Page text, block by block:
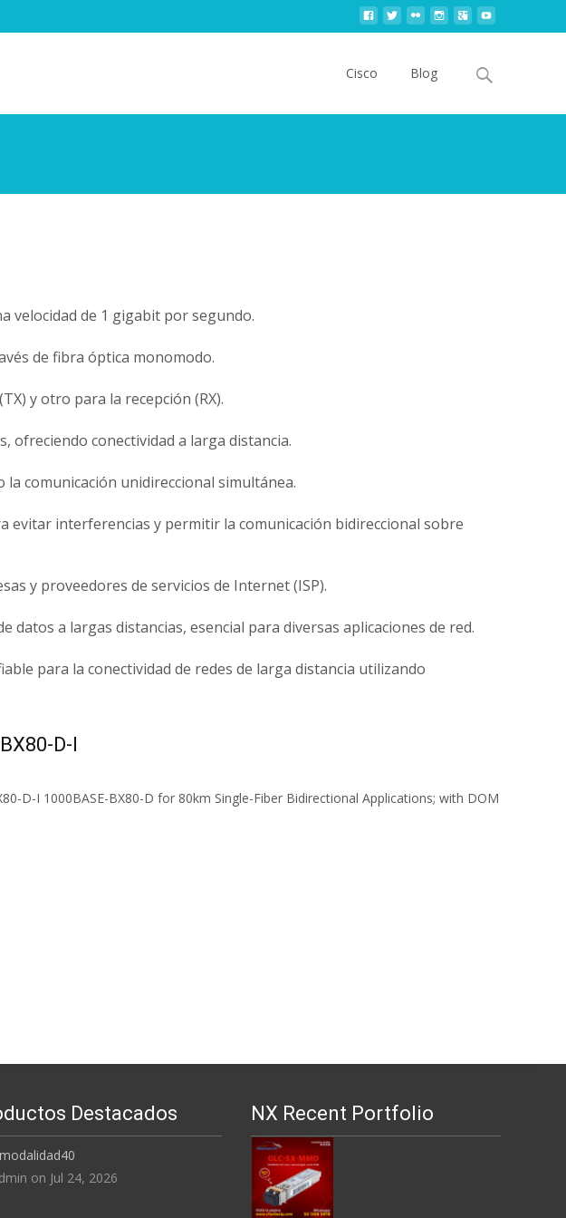
Cisco Blog
Search
velocidad de 1 gigabit por segundo.
de fibra óptica monomodo.
y otro para la recepción (RX).
ofreciendo conectividad a larga distancia.
comunicación unidireccional simultánea.
evitar interferencias y permitir la comunicación bidireccional sobre
y proveedores de servicios de Internet (ISP).
a largas distancias, esencial para diversas aplicaciones de red.
para la conectividad de redes de larga distancia utilizando
D-I
D-I 1000BASE-BX80-D for 80km Single-Fiber Bidirectional Applications; with DOM
Destacados
on Jul 24, 2026
NX Recent Portfolio